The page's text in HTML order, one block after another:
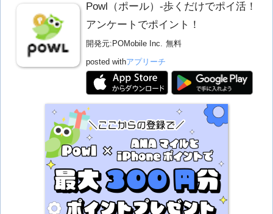
Powl（ポール）-歩くだけでポイ活！
アンケートでポイント！
開発元: POMobile Inc. 無料
posted withアプリーチ